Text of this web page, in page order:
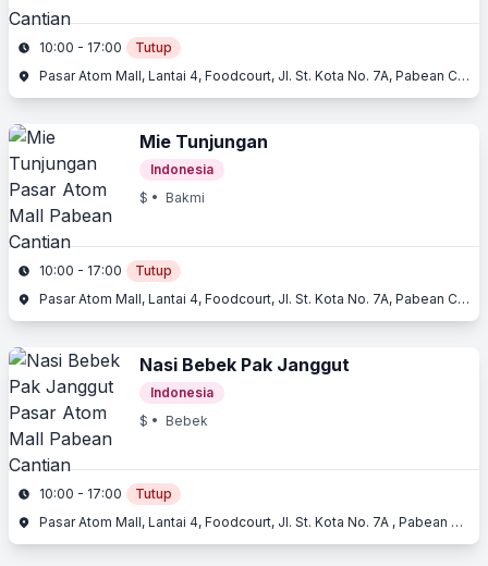
10:00 - 17:00
Tutup
Pasar Atom Mall, Lantai 4, Foodcourt, Jl. St. Kota No. 7A, Pabean Cantian, Surabaya, Jawa Timur
Mie Tunjungan
Indonesia
$ • Bakmi
10:00 - 17:00
Tutup
Pasar Atom Mall, Lantai 4, Foodcourt, Jl. St. Kota No. 7A, Pabean Cantian, Surabaya, Jawa Timur
Nasi Bebek Pak Janggut
Indonesia
$ • Bebek
10:00 - 17:00
Tutup
Pasar Atom Mall, Lantai 4, Foodcourt, Jl. St. Kota No. 7A , Pabean Cantian, Surabaya, Jawa Timur